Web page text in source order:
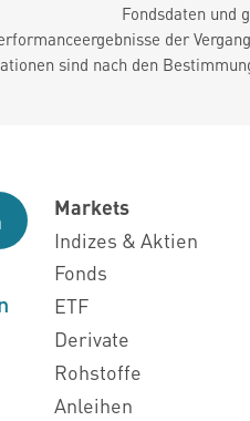
Fondsdaten und
der
sind nach den
Markets
Indizes & Aktien
Fonds
ETF
Derivate
Rohstoffe
Anleihen